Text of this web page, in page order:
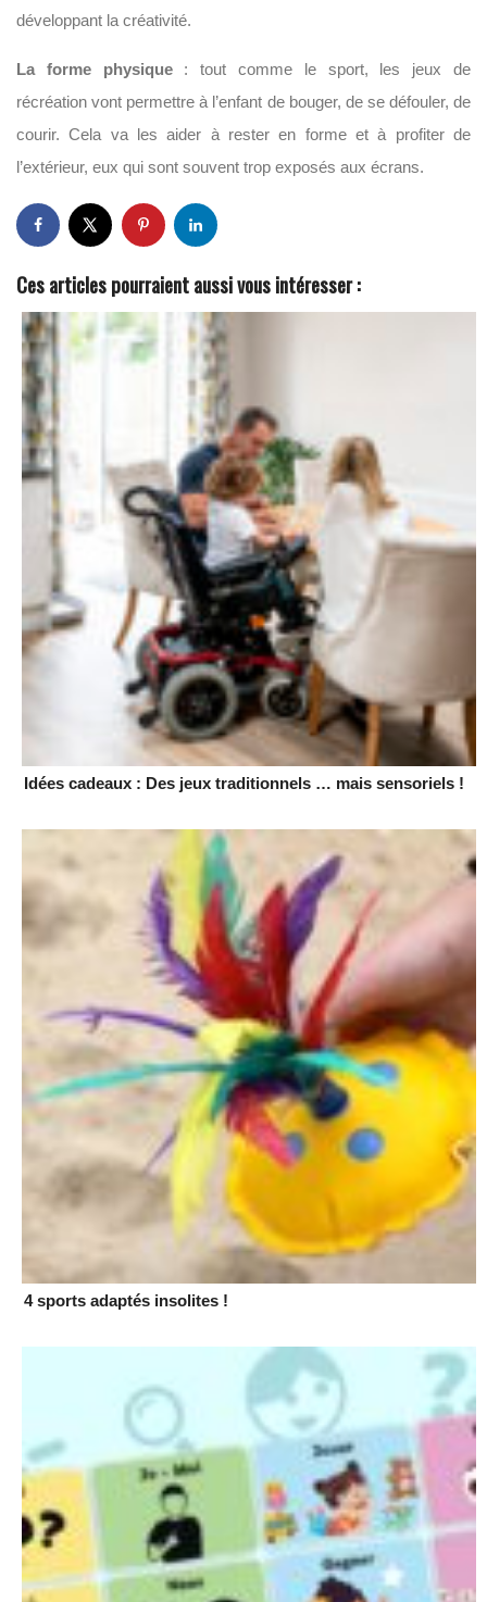
développant la créativité.
La forme physique: tout comme le sport, les jeux de
récréation vont permettre à l’enfant de bouger, de se défouler, de
courir. Cela va les aider à rester en forme et à profiter de
l’extérieur, eux qui sont souvent trop exposés aux écrans.
Ces articles pourraient aussi vous intéresser :
Idées cadeaux : Des jeux traditionnels … mais sensoriels !
4 sports adaptés insolites !